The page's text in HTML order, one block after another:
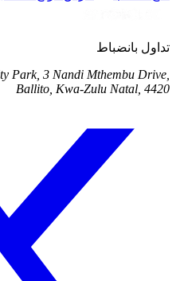
تداول بانضباط
Park, 3 Nandi Mthembu Drive,
Ballito, Kwa-Zulu Natal, 4420